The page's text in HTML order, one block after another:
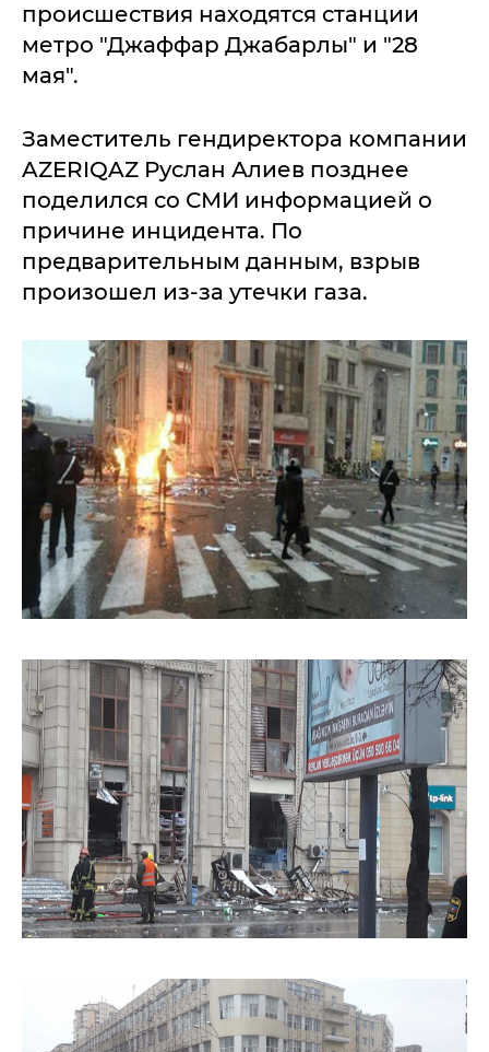
происшествия находятся станции
метро "Джаффар Джабарлы" и "28
мая".
Заместитель гендиректора компании
AZERIQAZ Руслан Алиев позднее
поделился со СМИ информацией о
причине инцидента. По
предварительным данным, взрыв
произошел из-за утечки газа.